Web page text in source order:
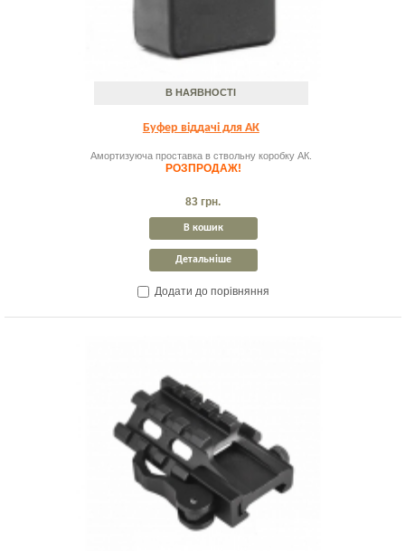
В НАЯВНОСТІ
Буфер віддачі для АК
Амортизуюча проставка в ствольну коробку АК.
РОЗПРОДАЖ!
83 грн.
В кошик
Детальніше
Додати до порівняння